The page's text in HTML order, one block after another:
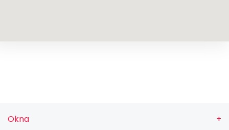
Okna